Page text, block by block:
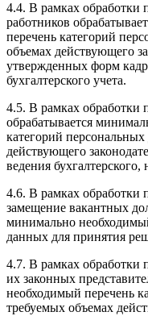
4.4. В рамках
работников
перечень категорий
объемах действующего
утвержденных форм
бухгалтерского учета.
4.5. В рамках обработки
обрабатывается
категорий
действующего
ведения бухгалтерского,
4.6. В рамках обработки
замещение вакантных
минимально
данных для принятия
4.7. В рамках обработки
их законных
необходимый перечень
требуемых объемах